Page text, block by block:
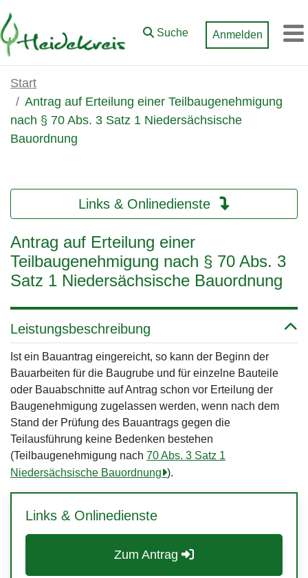
Zum Hauptinhalt springen
Suche Anmelden
Start
Antrag auf Erteilung einer Teilbaugenehmigung
nach § 70 Abs. 3 Satz 1 Niedersächsische
Bauordnung
Links & Onlinedienste
Antrag auf Erteilung einer
Teilbaugenehmigung nach § 70 Abs. 3
Satz 1 Niedersächsische Bauordnung
Leistungsbeschreibung
Ist ein Bauantrag eingereicht, so kann der Beginn der
Bauarbeiten für die Baugrube und für einzelne Bauteile
oder Bauabschnitte auf Antrag schon vor Erteilung der
Baugenehmigung zugelassen werden, wenn nach dem
Stand der Prüfung des Bauantrags gegen die
Teilausführung keine Bedenken bestehen
(Teilbaugenehmigung nach 70 Abs. 3 Satz 1
Niedersächsische Bauordnung ).
Links & Onlinedienste
Zum Antrag